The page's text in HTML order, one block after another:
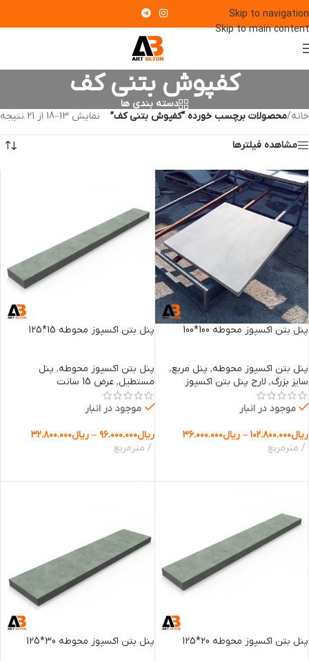
Skip to navigation
Skip to main content
کفپوش بتنی کف
دسته بندی ها
خانه/محصولات برچسب خورده “کفپوش بتنی کف” نمایش 13–18 از 21 نتیجه
مشاهده فیلترها
پنل بتن اکسپوز محوطه 100*100
پنل بتن اکسپوز محوطه, پنل مربع,
سایز بزرگ, لارج پنل بتن اکسپوز
موجود در انبار
ریال۱۰۲.۸۰۰.۰۰۰ – ریال۳۶.۰۰۰.۰۰۰
مترمربع
پنل بتن اکسپوز محوطه 15*125
پنل بتن اکسپوز محوطه, پنل
مستطیل, عرض 15 سانت
موجود در انبار
ریال۹۶.۰۰۰.۰۰۰ – ریال۳۲.۸۰۰.۰۰۰
مترمربع
پنل بتن اکسپوز محوطه 20*125 پنل بتن اکسپوز محوطه 30*125